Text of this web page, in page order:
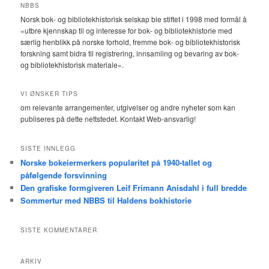
NBBS
Norsk bok- og bibliotekhistorisk selskap ble stiftet i 1998 med formål å
«utbre kjennskap til og interesse for bok- og bibliotekhistorie med
særlig henblikk på norske forhold, fremme bok- og bibliotekhistorisk
forskning samt bidra til registrering, innsamling og bevaring av bok-
og bibliotekhistorisk materiale».
VI ØNSKER TIPS
om relevante arrangementer, utgivelser og andre nyheter som kan
publiseres på dette nettstedet. Kontakt Web-ansvarlig!
SISTE INNLEGG
Norske bokeiermerkers popularitet på 1940-tallet og
påfølgende forsvinning
Den grafiske formgiveren Leif Frimann Anisdahl i full bredde
Sommertur med NBBS til Haldens bokhistorie
SISTE KOMMENTARER
ARKIV